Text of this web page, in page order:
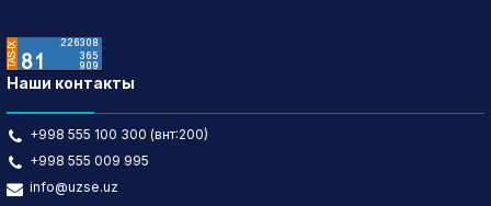
Наши контакты
+998 555 100 300 (внт:200)
+998 555 009 995
info@uzse.uz